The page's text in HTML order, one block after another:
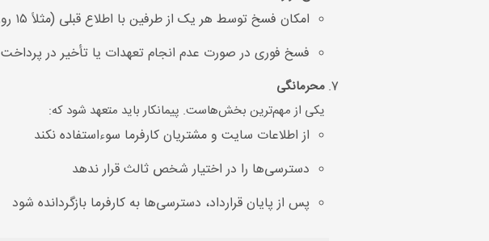
امکان فسخ توسط هر یک از طرفین با اطلاع قبلی (مثلاً ۱۵ روز قبل)
فسخ فوری در صورت عدم انجام تعهدات یا تأخیر در پرداخت
محرمانگی
یکی از مهم‌ترین بخش‌هاست. پیمانکار باید متعهد شود که:
از اطلاعات سایت و مشتریان کارفرما سوءاستفاده نکند
دسترسی‌ها را در اختیار شخص ثالث قرار ندهد
پس از پایان قرارداد، دسترسی‌ها به کارفرما بازگردانده شود